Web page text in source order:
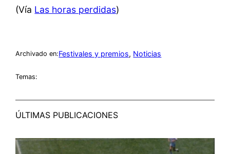
(Vía Las horas perdidas)
Archivado en:Festivales y premios, Noticias
Temas:
ÚLTIMAS PUBLICACIONES